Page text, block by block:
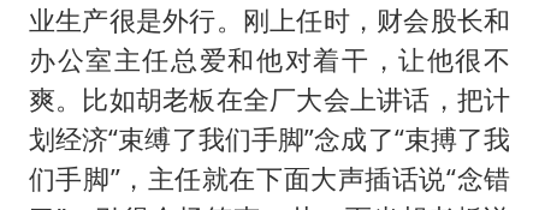
业生产很是外行。刚上任时，财会股长和
办公室主任总爱和他对着干，让他很不
爽。比如胡老板在全厂大会上讲话，把计
划经济“束缚了我们手脚”念成了“束搏了我
们手脚”，主任就在下面大声插话说“念错